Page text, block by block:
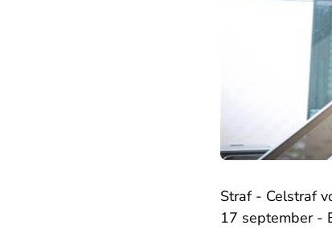
Straf - Celstraf
17 september -